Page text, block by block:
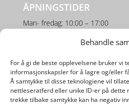
Behandle
For å gi de beste opplevelsene bruker vi
informasjonskapsler for å lagre og/eller
Å samtykke til disse teknologiene vil
nettleseratferd eller unike ID-er på dette
trekke tilbake samtykke kan ha negativ
ÅPNINGSTIDER
Man- fredag: 10:00 – 17:00
Lørdag: 10:00 – 16:00
SOSIALE MEDIER